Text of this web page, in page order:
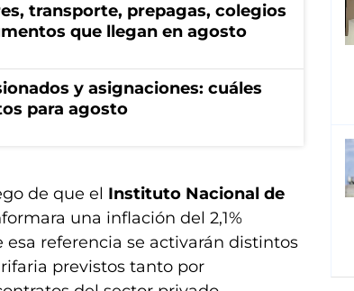
transporte, prepagas, colegios
que llegan en agosto
y asignaciones: cuáles
para agosto
de que el Instituto Nacional de
una inflación del 2,1%
referencia se activarán distintos
previstos tanto por